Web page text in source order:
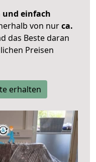
und einfach
von nurca.
das Beste daran
Preisen
erhalten